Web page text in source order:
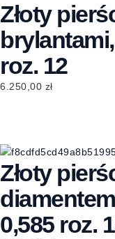
Złoty
brylantami,
roz. 12
6.250,00 zł
Złoty
0,585 roz.